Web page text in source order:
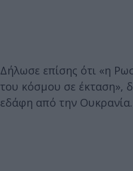
Δήλωσε επίσης ότι «η
του κόσμου σε έκταση»,
εδάφη από την